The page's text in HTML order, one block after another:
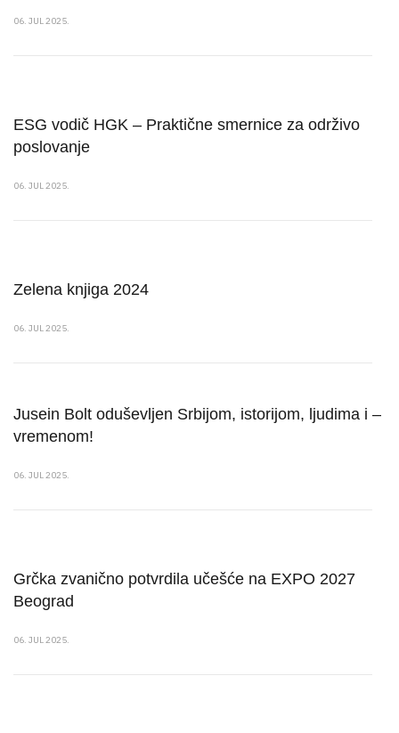
06. JUL 2025.
ESG vodič HGK – Praktične smernice za održivo
poslovanje
06. JUL 2025.
Zelena knjiga 2024
06. JUL 2025.
Jusein Bolt oduševljen Srbijom, istorijom, ljudima i –
vremenom!
06. JUL 2025.
Grčka zvanično potvrdila učešće na EXPO 2027
Beograd
06. JUL 2025.